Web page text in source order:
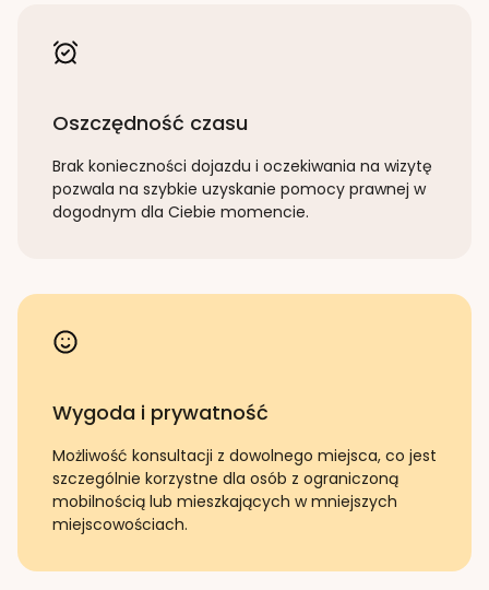
Oszczędność czasu
Brak konieczności dojazdu i oczekiwania na wizytę
pozwala na szybkie uzyskanie pomocy prawnej w
dogodnym dla Ciebie momencie.
Wygoda i prywatność
Możliwość konsultacji z dowolnego miejsca, co jest
szczególnie korzystne dla osób z ograniczoną
mobilnością lub mieszkających w mniejszych
miejscowościach.